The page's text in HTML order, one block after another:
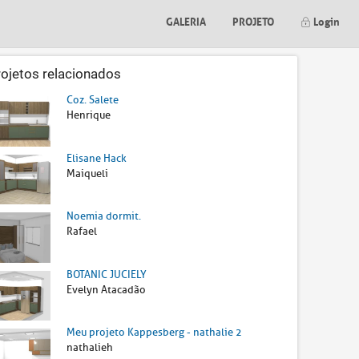
GALERIA PROJETO Login
relacionados
Coz. Salete
Henrique
Elisane Hack
Maiqueli
Noemia dormit.
Rafael
BOTANIC JUCIELY
Evelyn Atacadão
Meu projeto Kappesberg - nathalie 2
nathalieh